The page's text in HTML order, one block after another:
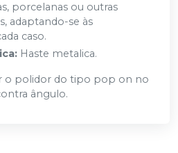
porcelanas ou outras
adaptando-se às
caso.
Haste metalica.
o polidor do tipo pop on no
ângulo.